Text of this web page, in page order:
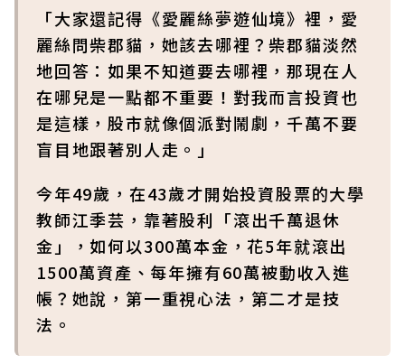
「大家還記得《愛麗絲夢遊仙境》裡，愛
麗絲問柴郡貓，她該去哪裡？柴郡貓淡然
地回答：如果不知道要去哪裡，那現在人
在哪兒是一點都不重要！對我而言投資也
是這樣，股市就像個派對鬧劇，千萬不要
盲目地跟著別人走。」
今年49歲，在43歲才開始投資股票的大學
教師江季芸，靠著股利「滾出千萬退休
金」，如何以300萬本金，花5年就滾出
1500萬資產、每年擁有60萬被動收入進
帳？她說，第一重視心法，第二才是技
法。